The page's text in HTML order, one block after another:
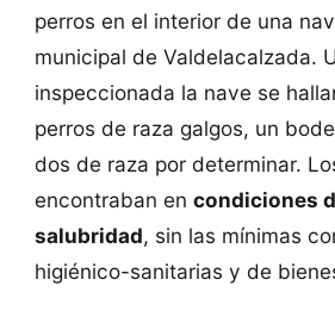
perros en el interior de una
municipal de Valdelacalzada.
inspeccionada la nave se
perros de raza galgos, un
dos de raza por determinar.
encontraban en condiciones
salubridad, sin las mínimas
higiénico-sanitarias y de